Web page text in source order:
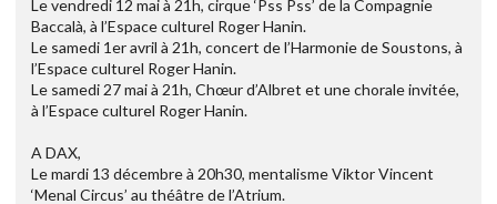
Le vendredi 12 mai à 21h, cirque ‘Pss Pss’ de la Compagnie
Baccalà, à l’Espace culturel Roger Hanin.
Le samedi 1er avril à 21h, concert de l’Harmonie de Soustons, à
l’Espace culturel Roger Hanin.
Le samedi 27 mai à 21h, Chœur d’Albret et une chorale invitée,
à l’Espace culturel Roger Hanin.
A DAX,
Le mardi 13 décembre à 20h30, mentalisme Viktor Vincent
‘Menal Circus’ au théâtre de l’Atrium.